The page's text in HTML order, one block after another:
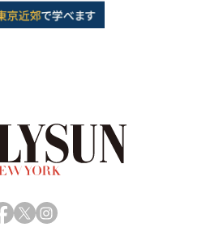
Facebook
X Instagram